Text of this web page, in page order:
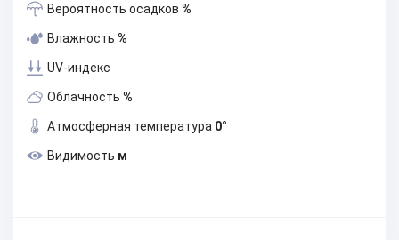
Вероятность осадков %
Влажность %
UV-индекс
Облачность %
Атмосферная температура 0°
Видимость м